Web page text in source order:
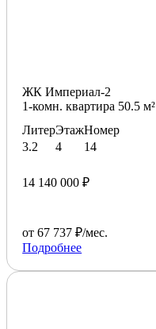
ЖК Империал-2
1-комн. квартира 50.5 м²
Литер
3.2
Этаж
4
Номер
14
14 140 000 ₽
от 67 737 ₽/мес.
Подробнее